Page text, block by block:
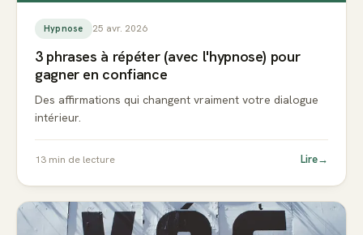
Hypnose 25 avr. 2026
3 phrases à répéter (avec l'hypnose) pour
gagner en confiance
Des affirmations qui changent vraiment votre dialogue
intérieur.
13 min de lecture Lire→